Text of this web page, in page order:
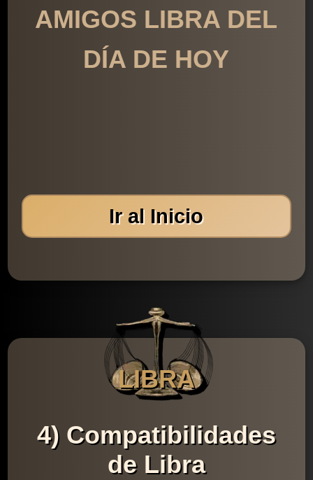
AMIGOS LIBRA DEL
DÍA DE HOY
Ir al Inicio
LIBRA
4) Compatibilidades
de Libra